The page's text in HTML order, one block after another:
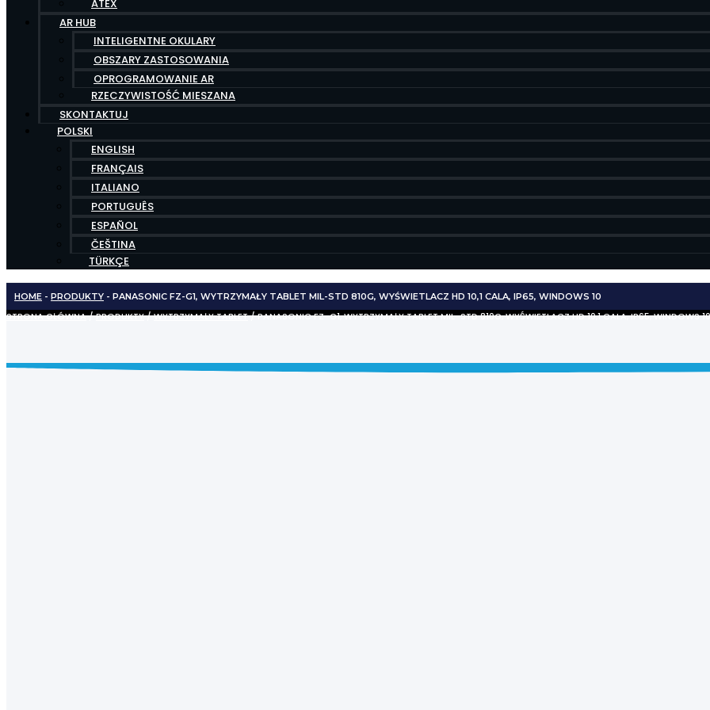
ATEX
AR HUB
INTELIGENTNE OKULARY
OBSZARY ZASTOSOWANIA
OPROGRAMOWANIE AR
RZECZYWISTOŚĆ MIESZANA
SKONTAKTUJ
POLSKI
ENGLISH
FRANÇAIS
ITALIANO
PORTUGUÊS
ESPAÑOL
ČEŠTINA
TÜRKÇE
HOME - PRODUKTY - PANASONIC FZ-G1, WYTRZYMAŁY TABLET MIL-STD 810G, WYŚWIETLACZ HD 10,1 CALA, IP65, WINDOWS 10
STRONA GŁÓWNA/PRODUKTY/WYTRZYMAŁY TABLET/ PANASONIC FZ-G1, WYTRZYMAŁY TABLET MIL-STD 810G, WYŚWIETLACZ HD 10,1 CALA, IP65, WINDOWS 10